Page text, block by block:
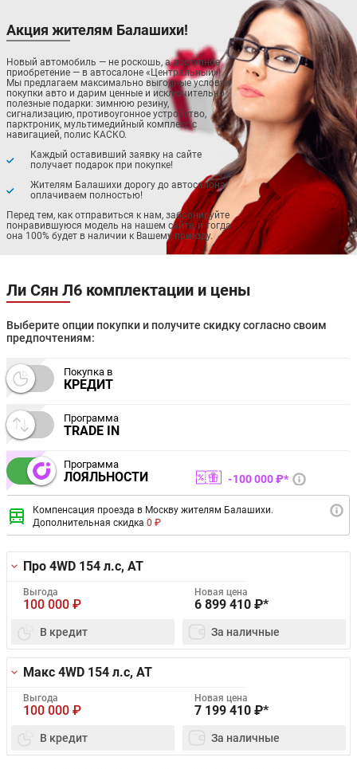
Акция жителям Балашихи!
Новый автомобиль — не роскошь, а доступное
приобретение — в автосалоне «Центральный»!
Мы предлагаем максимально выгодные условия
покупки авто и дарим ценные и исключительно
полезные подарки: зимнюю резину,
сигнализацию, противоугонное устройство,
парктроник, мультимедийный комплекс с
навигацией, полис КАСКО.
Каждый оставивший заявку на сайте
получает подарок при покупке!
Жителям Балашихи дорогу до автосалона
оплачиваем полностью!
Перед тем, как отправиться к нам, забронируйте
понравившуюся модель на нашем сайте, и тогда
она 100% будет в наличии к Вашему приезду.
Ли Сян Л6 комплектации и цены
Выберите опции покупки и получите скидку согласно своим
предпочтениям:
Покупка в
КРЕДИТ
Программа
TRADE IN
Программа
ЛОЯЛЬНОСТИ 100 000 ₽*
Компенсация проезда в Москву жителям Балашихи.
Дополнительная скидка 0 ₽
Про 4WD 154 л.с, AT
Выгода
100 000 ₽
Новая цена
6 899 410 ₽*
В кредит За наличные
Макс 4WD 154 л.с, AT
Выгода
100 000 ₽
Новая цена
7 199 410 ₽*
В кредит За наличные